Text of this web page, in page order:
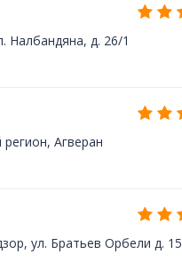
Налбандяна, д. 26/1
Агверан
ул. Братьев Орбели д. 15